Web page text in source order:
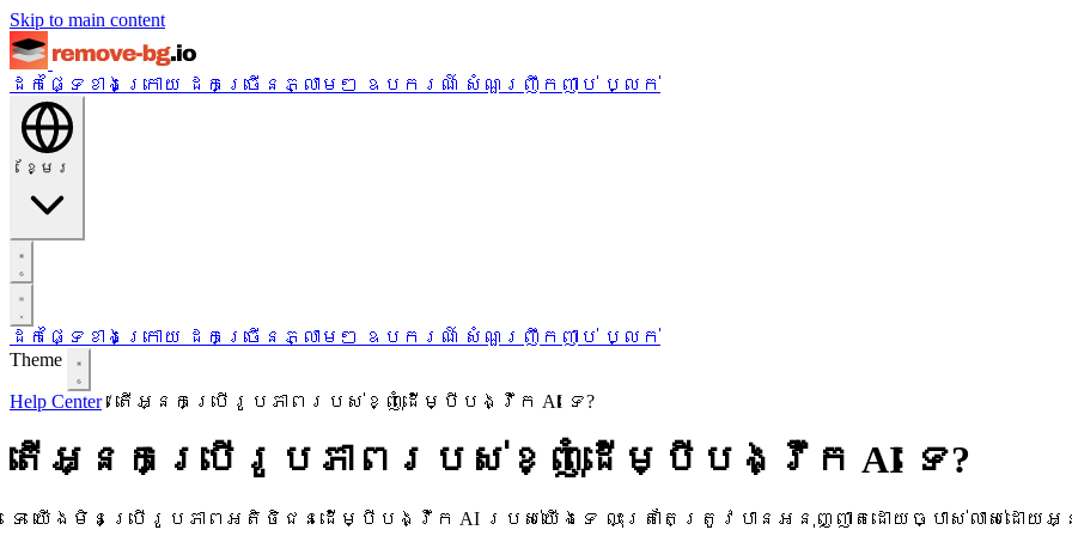
Skip to main content
ដកផ្ទៃខាងក្រោយ ដកច្រើនភ្លាមៗ ឧបករណ៍ សំណួរញឹកញាប់ ប្លក់
ខ្មែរ
ដកផ្ទៃខាងក្រោយ ដកច្រើនភ្លាមៗ ឧបករណ៍ សំណួរញឹកញាប់ ប្លក់
Theme
Help Center / តើអ្នកប្រើរូបភាពរបស់ខ្ញុំដើម្បីបង្វឹក AI ទេ?
តើអ្នកប្រើរូបភាពរបស់ខ្ញុំដើម្បីបង្វឹក AI ទេ?
ទេ យើងមិនប្រើរូបភាពអតិថិជនដើម្បីបង្វឹក AI របស់យើងទេ លុះត្រាតែត្រូវបានអនុញ្ញាតដោយច្បាស់លាស់ដោ